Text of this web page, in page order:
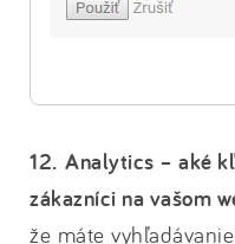
12. Analytics – aké
zákazníci na vašom
že máte